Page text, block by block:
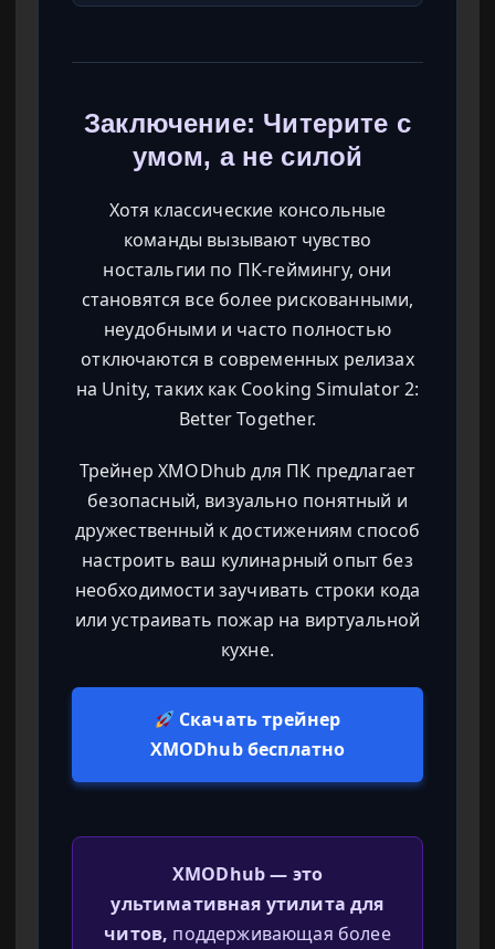
Заключение: Читерите с
умом, а не силой
Хотя классические консольные
команды вызывают чувство
ностальгии по ПК-геймингу, они
становятся все более рискованными,
неудобными и часто полностью
отключаются в современных релизах
на Unity, таких как Cooking Simulator 2:
Better Together.
Трейнер XMODhub для ПК предлагает
безопасный, визуально понятный и
дружественный к достижениям способ
настроить ваш кулинарный опыт без
необходимости заучивать строки кода
или устраивать пожар на виртуальной
кухне.
Скачать трейнер
XMODhub бесплатно
XMODhub — это
ультимативная утилита для
читов, поддерживающая более